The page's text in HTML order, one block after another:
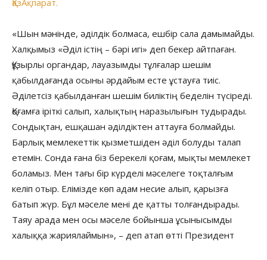
«Шын мәнінде, әділдік болмаса, ешбір сала дамымайды.
Халқымыз «Әділ істің – бәрі игі» деп бекер айтпаған.
Құзырлы органдар, лауазымды тұлғалар шешім
қабылдағанда осыны әрдайым есте ұстауға тиіс.
Әділетсіз қабылданған шешім биліктің беделін түсіреді.
Қоғамға іріткі салып, халықтың наразылығын тудырады.
Сондықтан, ешқашан әділдіктен аттауға болмайды.
Барлық мемлекеттік қызметшіден әділ болуды талап
етемін. Сонда ғана біз берекелі қоғам, мықты мемлекет
боламыз. Мен тағы бір күрделі мәселеге тоқталғым
келіп отыр. Елімізде көп адам несие алып, қарызға
батып жүр. Бұл мәселе мені де қатты толғандырады.
Таяу арада мен осы мәселе бойынша ұсынысымды
халыққа жариялаймын», – деп атап өтті Президент